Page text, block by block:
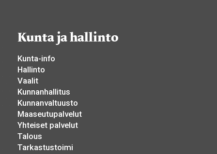
Kunta ja hallinto
Kunta-info
Hallinto
Vaalit
Kunnanhallitus
Kunnanvaltuusto
Maaseutupalvelut
Yhteiset palvelut
Talous
Tarkastustoimi